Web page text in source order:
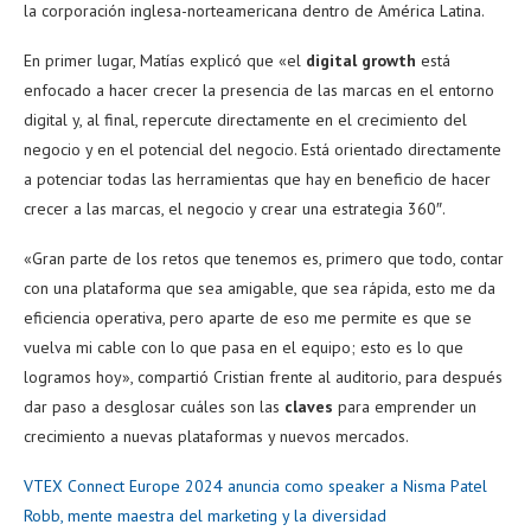
la corporación inglesa-norteamericana dentro de América Latina.
En primer lugar, Matías explicó que «el digital growth está
enfocado a hacer crecer la presencia de las marcas en el entorno
digital y, al final, repercute directamente en el crecimiento del
negocio y en el potencial del negocio. Está orientado directamente
a potenciar todas las herramientas que hay en beneficio de hacer
crecer a las marcas, el negocio y crear una estrategia 360″.
«Gran parte de los retos que tenemos es, primero que todo, contar
con una plataforma que sea amigable, que sea rápida, esto me da
eficiencia operativa, pero aparte de eso me permite es que se
vuelva mi cable con lo que pasa en el equipo; esto es lo que
logramos hoy», compartió Cristian frente al auditorio, para después
dar paso a desglosar cuáles son las claves para emprender un
crecimiento a nuevas plataformas y nuevos mercados.
VTEX Connect Europe 2024 anuncia como speaker a Nisma Patel
Robb, mente maestra del marketing y la diversidad